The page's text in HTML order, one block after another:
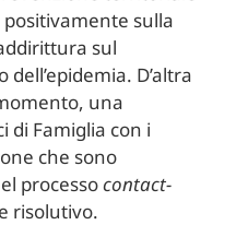
sulla
sul
D’altra
una
di Famiglia con i
che sono
processocontact-
risolutivo.